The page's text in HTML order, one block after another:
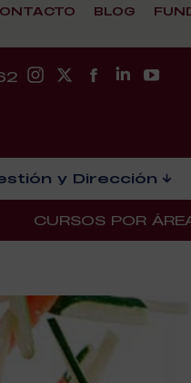
BLOG
y Dirección
CURSOS POR